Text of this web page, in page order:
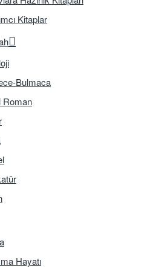
Kitaplar
Bulmaca
Roman
Hayatı